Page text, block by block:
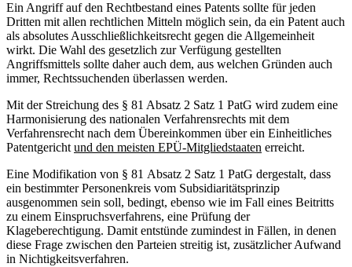
Ein Angriff auf den Rechtbestand eines Patents sollte für jeden
Dritten mit allen rechtlichen Mitteln möglich sein, da ein Patent auch
als absolutes Ausschließlichkeitsrecht gegen die Allgemeinheit
wirkt. Die Wahl des gesetzlich zur Verfügung gestellten
Angriffsmittels sollte daher auch dem, aus welchen Gründen auch
immer, Rechtssuchenden überlassen werden.
Mit der Streichung des § 81 Absatz 2 Satz 1 PatG wird zudem eine
Harmonisierung des nationalen Verfahrensrechts mit dem
Verfahrensrecht nach dem Übereinkommen über ein Einheitliches
Patentgericht und den meisten EPÜ-Mitgliedstaaten erreicht.
Eine Modifikation von § 81 Absatz 2 Satz 1 PatG dergestalt, dass
ein bestimmter Personenkreis vom Subsidiaritätsprinzip
ausgenommen sein soll, bedingt, ebenso wie im Fall eines Beitritts
zu einem Einspruchsverfahrens, eine Prüfung der
Klageberechtigung. Damit entstünde zumindest in Fällen, in denen
diese Frage zwischen den Parteien streitig ist, zusätzlicher Aufwand
in Nichtigkeitsverfahren.